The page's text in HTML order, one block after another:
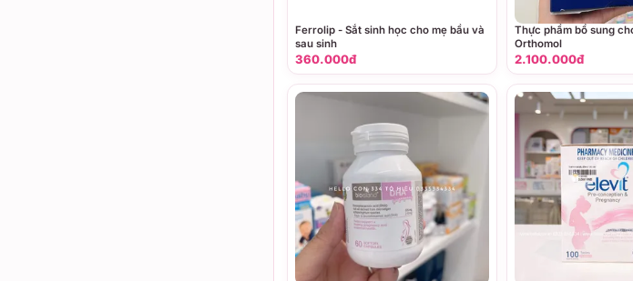
Ferrolip - Sắt sinh học cho mẹ bầu và
sau sinh
360.000đ
Thực phẩm bổ sung
Orthomol
2.100.000đ